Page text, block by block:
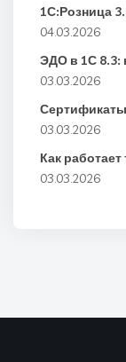
1С:Розница
04.03.2026
ЭДО в 1С 8.3:
03.03.2026
Сертификаты
03.03.2026
Как
03.03.2026